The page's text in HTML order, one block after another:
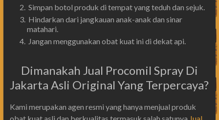
Simpan botol produk di tempat yang teduh dan sejuk.
Hindarkan dari jangkauan anak-anak dan sinar
matahari.
Jangan menggunakan obat kuat ini di dekat api.
Dimanakah Jual Procomil Spray Di
Jakarta Asli Original Yang Terpercaya?
Kami merupakan agen resmi yang hanya menjual produk
obat kuat asli dan berkualitas termasuk salah satunya Jual